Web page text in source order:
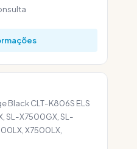
Black CLT-K806S ELS
SL-X7500GX, SL-
X7500LX,